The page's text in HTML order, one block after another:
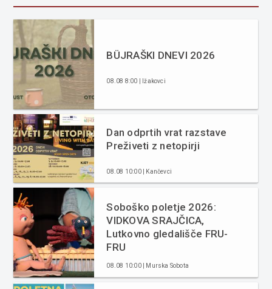
BÜJRAŠKI DNEVI 2026
08.08 8:00 | Ižakovci
Dan odprtih vrat razstave
Preživeti z netopirji
08.08 10:00 | Kančevci
Soboško poletje 2026:
VIDKOVA SRAJČICA,
Lutkovno gledališče FRU-
FRU
08.08 10:00 | Murska Sobota